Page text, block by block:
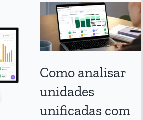
Como analisar
unidades
unificadas com